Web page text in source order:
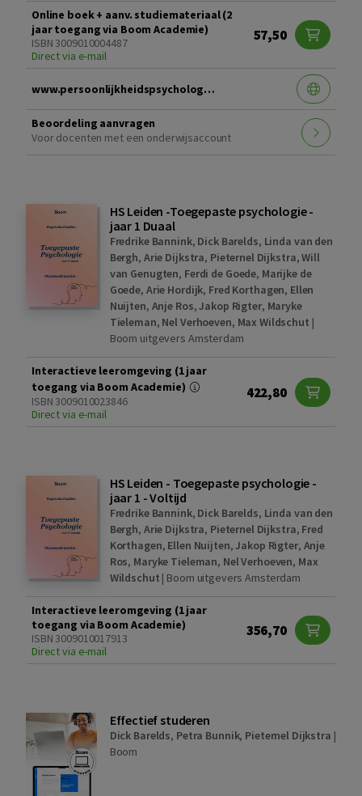
Online boek + aanv. studiemateriaal (2
jaar toegang via Boom Academie)
ISBN 3009010004487
Direct via e-mail
57,50
www.persoonlijkheidspsychologie.nl
Beoordeling aanvragen
Voor docenten met een onderwijsaccount
HS Leiden -Toegepaste psychologie -
jaar 1 Duaal
Fredrike Bannink, Dick Barelds, Linda van den
Bergh, Arie Dijkstra, Pieternel Dijkstra,Will
van Genugten, Ferdi de Goede, Marijke de
Goede, Arie Hordijk, Fred Korthagen, Ellen
Nuijten, Anje Ros,Jakop Rigter, Maryke
Tieleman, Nel Verhoeven, Max Wildschut |
Boom uitgevers Amsterdam
Interactieve leeromgeving (1 jaar
toegang via Boom Academie)
ISBN 3009010023846
Direct via e-mail
422,80
HS Leiden - Toegepaste psychologie -
jaar 1 - Voltijd
Fredrike Bannink, Dick Barelds, Linda van den
Bergh, Arie Dijkstra, Pieternel Dijkstra, Fred
Korthagen, Ellen Nuijten,Jakop Rigter, Anje
Ros, Maryke Tieleman, Nel Verhoeven, Max
Wildschut | Boom uitgevers Amsterdam
Interactieve leeromgeving (1 jaar
toegang via Boom Academie)
ISBN 3009010017913
Direct via e-mail
356,70
Effectief studeren
Dick Barelds, Petra Bunnik, Pieternel Dijkstra |
Boom